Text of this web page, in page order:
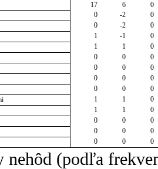
17 6
0
0 -2
0
0 -2
0
1 -1
0
1 1
0
0 0
0
0 0
0
0 0
0
0 0
0
1 1
0
1 1
0
0 0
0
0 0
0
0 0 0
nehôd (podľa